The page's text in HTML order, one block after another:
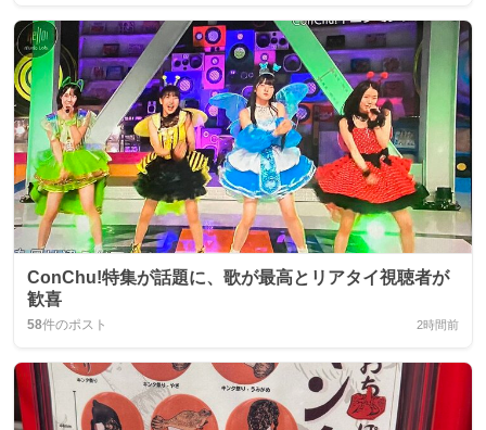
ConChu!特集が話題に、歌が最高とリアタイ視聴者が
歓喜
58件のポスト 2時間前